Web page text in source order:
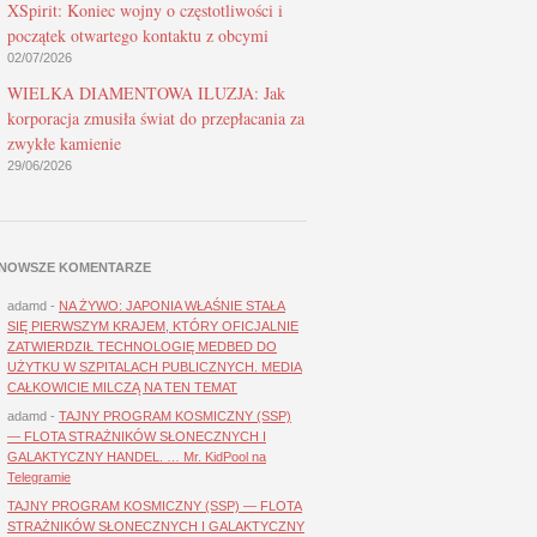
XSpirit: Koniec wojny o częstotliwości i
początek otwartego kontaktu z obcymi
02/07/2026
WIELKA DIAMENTOWA ILUZJA: Jak
korporacja zmusiła świat do przepłacania za
zwykłe kamienie
29/06/2026
KOMENTARZE
adamd - NA ŻYWO: JAPONIA WŁAŚNIE STAŁA
SIĘ PIERWSZYM KRAJEM, KTÓRY OFICJALNIE
ZATWIERDZIŁ TECHNOLOGIĘ MEDBED DO
UŻYTKU W SZPITALACH PUBLICZNYCH. MEDIA
CAŁKOWICIE MILCZĄ NA TEN TEMAT
adamd - TAJNY PROGRAM KOSMICZNY (SSP)
— FLOTA STRAŻNIKÓW SŁONECZNYCH I
GALAKTYCZNY HANDEL. … Mr. KidPool na
Telegramie
TAJNY PROGRAM KOSMICZNY (SSP) — FLOTA
STRAŻNIKÓW SŁONECZNYCH I GALAKTYCZNY